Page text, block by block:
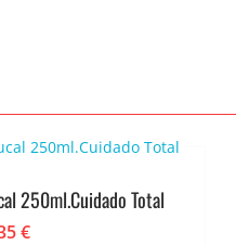
250ml.Cuidado Total
€